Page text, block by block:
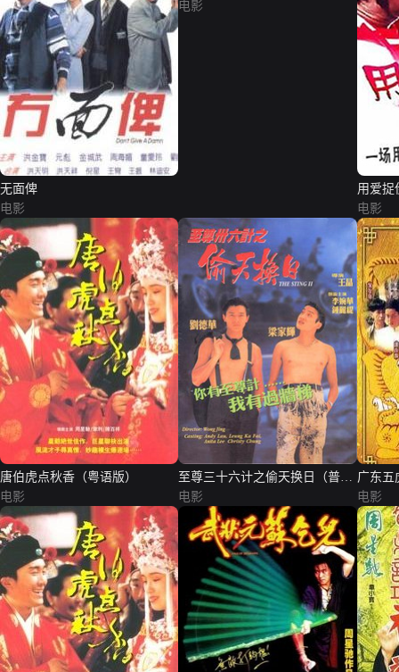
无面俾
电影
电影
用爱捉
电影
唐伯虎点秋香（粤语版）
电影
至尊三十六计之偷天换日（普通
话版）
电影
广东五
电影